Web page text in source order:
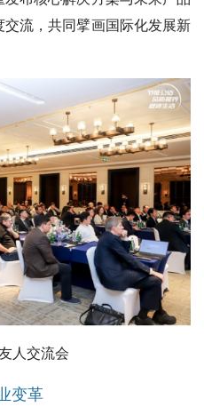
流，共同擘画国际化发展新
人交流会
变革